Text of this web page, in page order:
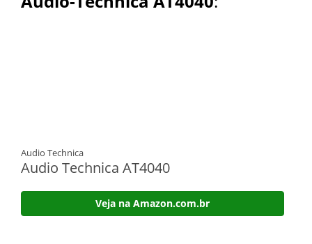
Audio Technica
Audio Technica AT4040
Veja na Amazon.com.br